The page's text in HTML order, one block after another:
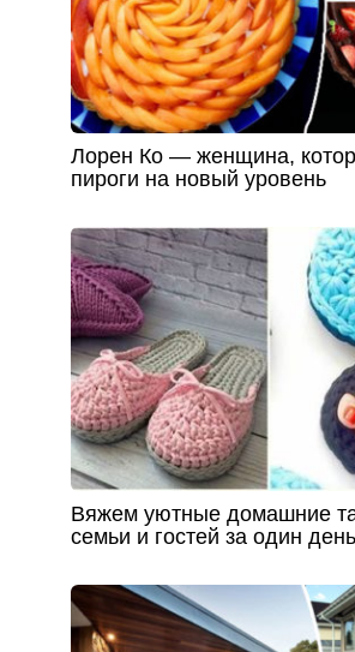
Лорен Ко — женщина,
пироги на новый уровень
Вяжем уютные домашние
семьи и гостей за один день